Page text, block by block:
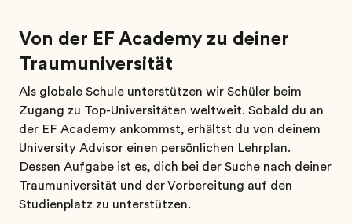
Von der EF Academy zu deiner
Traumuniversität
Als globale Schule unterstützen wir Schüler beim
Zugang zu Top-Universitäten weltweit. Sobald du an
der EF Academy ankommst, erhältst du von deinem
University Advisor einen persönlichen Lehrplan.
Dessen Aufgabe ist es, dich bei der Suche nach deiner
Traumuniversität und der Vorbereitung auf den
Studienplatz zu unterstützen.